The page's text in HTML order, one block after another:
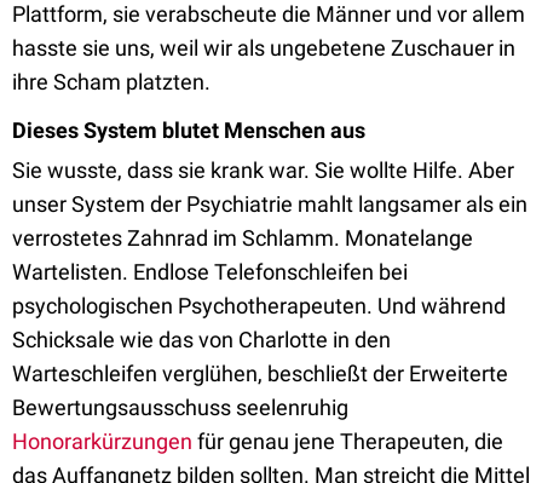
Plattform, sie verabscheute die Männer und vor allem
hasste sie uns, weil wir als ungebetene Zuschauer in
ihre Scham platzten.
Dieses System blutet Menschen aus
Sie wusste, dass sie krank war. Sie wollte Hilfe. Aber
unser System der Psychiatrie mahlt langsamer als ein
verrostetes Zahnrad im Schlamm. Monatelange
Wartelisten. Endlose Telefonschleifen bei
psychologischen Psychotherapeuten. Und während
Schicksale wie das von Charlotte in den
Warteschleifen verglühen, beschließt der Erweiterte
Bewertungsausschuss seelenruhig
Honorarkürzungen für genau jene Therapeuten, die
das Auffangnetz bilden sollten. Man streicht die Mittel